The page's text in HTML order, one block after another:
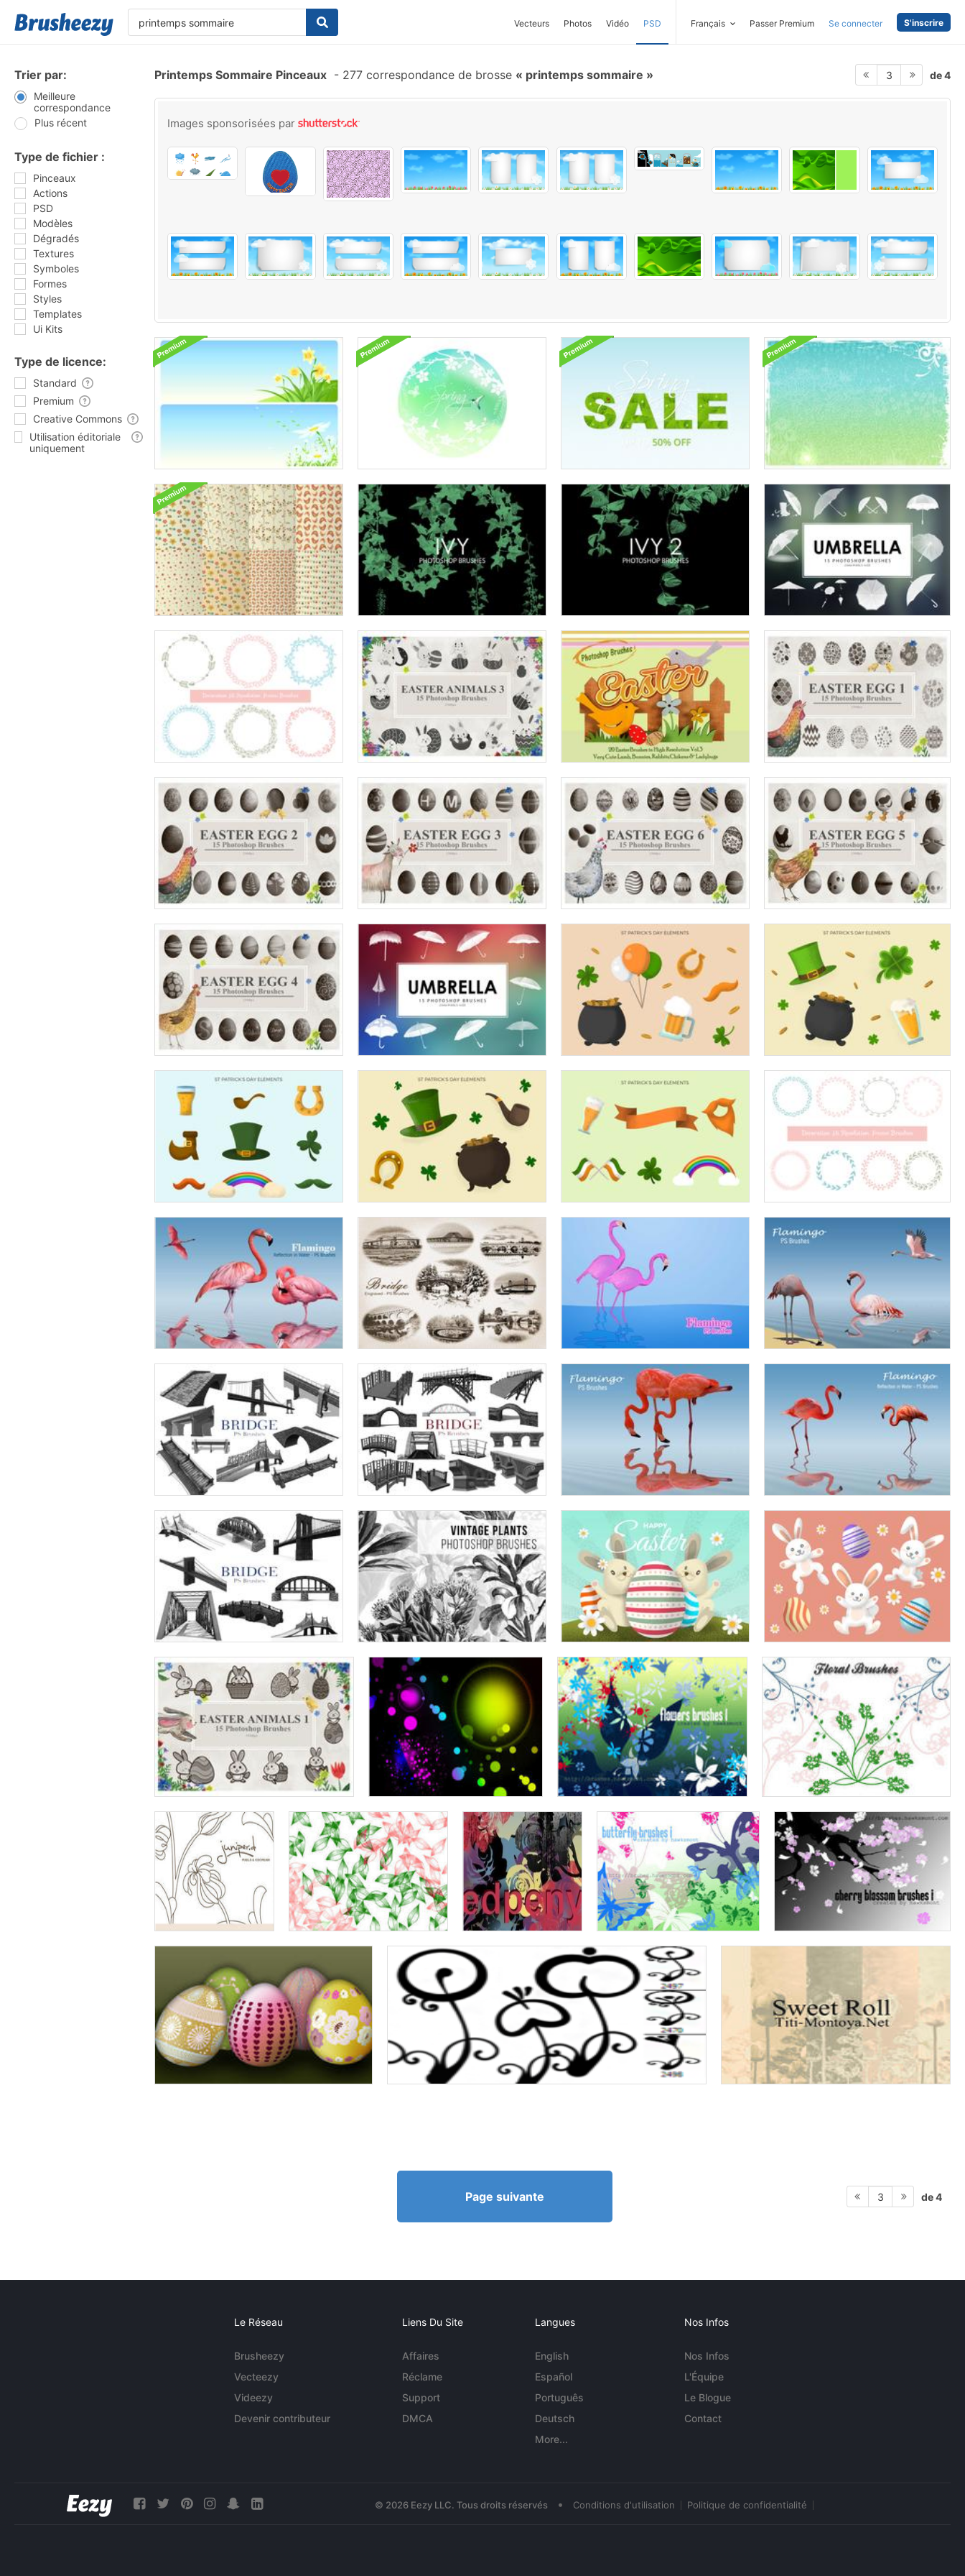
Vecteurs Photos Vidéo PSD Français Passer Premium Se connecter S'inscrire
Trier par:
Meilleure
correspondance
Plus récent
Type de fichier :
Pinceaux
Actions
PSD
Modèles
Dégradés
Textures
Symboles
Formes
Styles
Templates
Ui Kits
Type de licence:
Standard
Premium
Creative Commons
Utilisation éditoriale
uniquement
Printemps Sommaire Pinceaux - 277 correspondance de brosse printemps sommaire 3 de 4
Images sponsorisées par
Page suivante 3 de 4
Le Réseau
Brusheezy
Vecteezy
Videezy
Devenir contributeur
Liens Du Site
Affaires
Réclame
Support
DMCA
Langues
English
Español
Português
Deutsch
More...
Nos Infos
Nos Infos
L'Équipe
Le Blogue
Contact
© 2026 Eezy LLC. Tous droits réservés • Conditions d'utilisation Politique de confidentialité